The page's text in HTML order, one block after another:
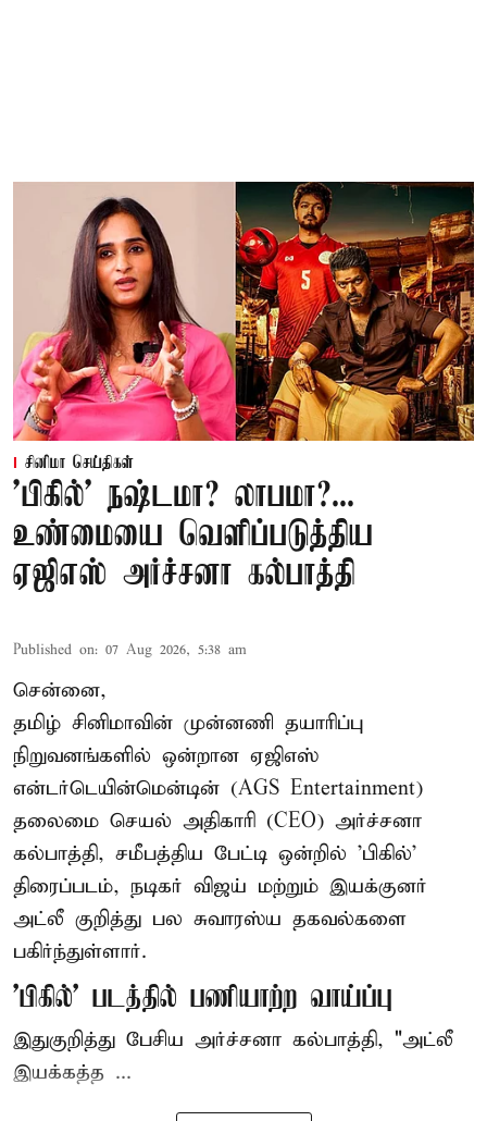
சினிமா செய்திகள்
'பிகில்' நஷ்டமா? லாபமா?...
உண்மையை வெளிப்படுத்திய
ஏஜிஎஸ் அர்ச்சனா கல்பாத்தி
Published on: 07 Aug 2026, 5:38 am
சென்னை,
தமிழ் சினிமாவின் முன்னணி தயாரிப்பு
நிறுவனங்களில் ஒன்றான ஏஜிஎஸ்
என்டர்டெயின்மென்டின் (AGS Entertainment)
தலைமை செயல் அதிகாரி (CEO) அர்ச்சனா
கல்பாத்தி, சமீபத்திய பேட்டி ஒன்றில் 'பிகில்'
திரைப்படம், நடிகர் விஜய் மற்றும் இயக்குனர்
அட்லீ குறித்து பல சுவாரஸ்ய தகவல்களை
பகிர்ந்துள்ளார்.
'பிகில்' படத்தில் பணியாற்ற வாய்ப்பு
இதுகுறித்து பேசிய அர்ச்சனா கல்பாத்தி, "அட்லீ
இயக்கத்த ...